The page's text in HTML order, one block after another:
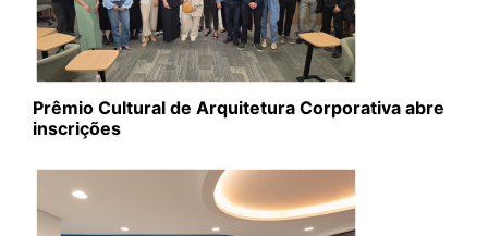
Prêmio Cultural de Arquitetura Corporativa abre
inscrições